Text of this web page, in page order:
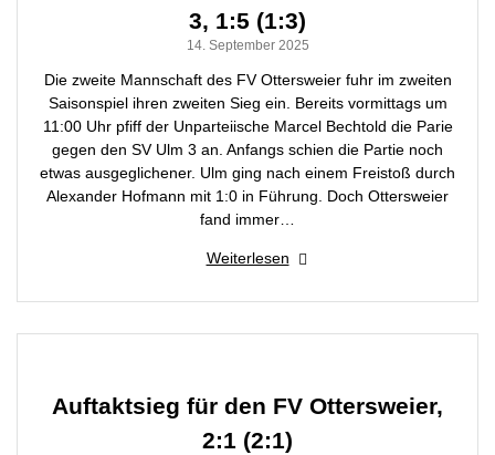
3, 1:5 (1:3)
14. September 2025
Die zweite Mannschaft des FV Ottersweier fuhr im zweiten
Saisonspiel ihren zweiten Sieg ein. Bereits vormittags um
11:00 Uhr pfiff der Unparteiische Marcel Bechtold die Parie
gegen den SV Ulm 3 an. Anfangs schien die Partie noch
etwas ausgeglichener. Ulm ging nach einem Freistoß durch
Alexander Hofmann mit 1:0 in Führung. Doch Ottersweier
fand immer…
Weiterlesen
Auftaktsieg für den FV Ottersweier,
2:1 (2:1)